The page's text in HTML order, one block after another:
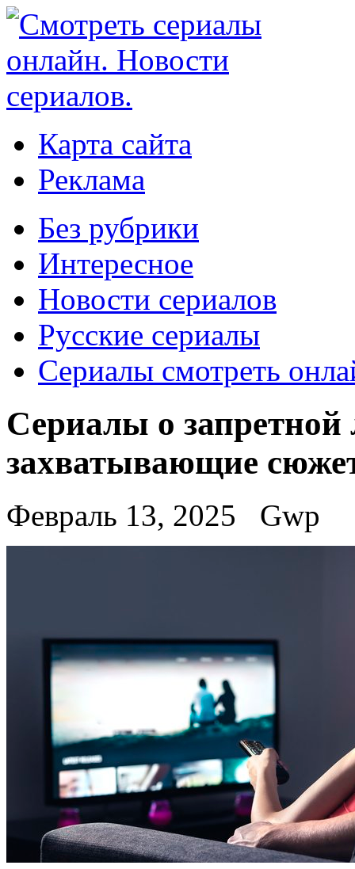
Карта сайта
Реклама
Без рубрики
Интересное
Новости сериалов
Русские сериалы
Сериалы смотреть
Сериалы о
захватывающие
Февраль 13, 2025 Gwp